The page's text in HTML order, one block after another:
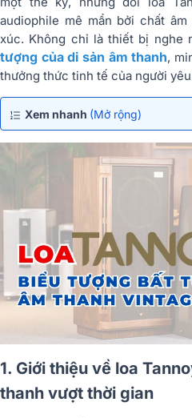
audiophile mê mẩn bởi chất
xúc. Không chỉ là thiết bị nghe
tượng của di sản âm thanh,
thưởng thức tinh tế của người
Xem nhanh (Mở rộng)
1. Giới thiệu về loa
thanh vượt thời gian